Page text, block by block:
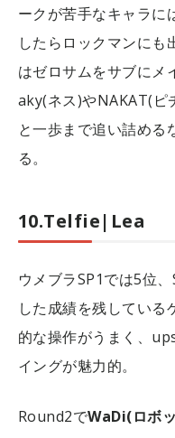
ークが苦手なキャラに
したらロックマンに
はゼロサムをサブにメ
aky(ネス)やNAKAT(ピ
と一歩まで追い詰める
る。
10.Telfie|Lea
ウメブラSP1では5位
した成績を残している
的な操作がうまく、
イングが魅力的。
Round2でWaDi(ロボ